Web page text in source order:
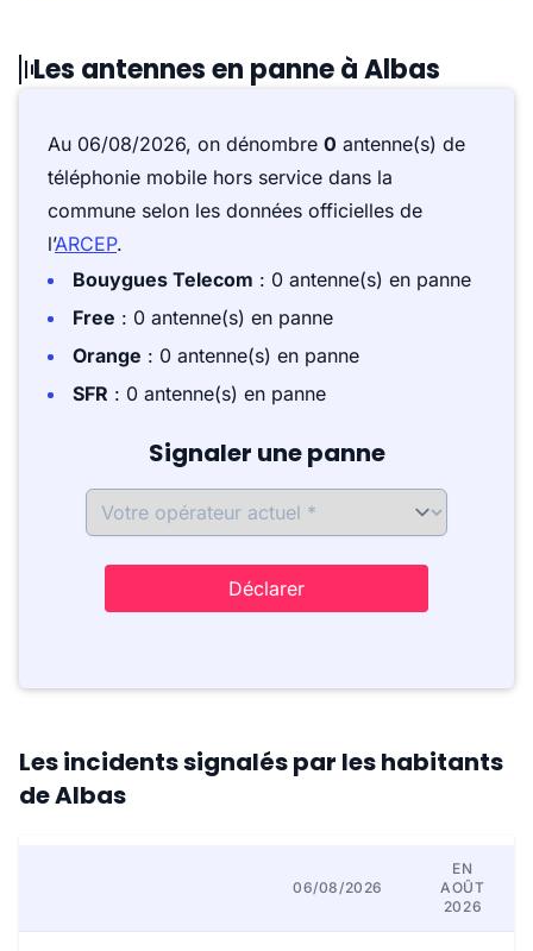
Les antennes en panne à Albas
Au 06/08/2026, on dénombre 0 antenne(s) de
téléphonie mobile hors service dans la
commune selon les données officielles de
l’ARCEP.
Bouygues Telecom : 0 antenne(s) en panne
Free : 0 antenne(s) en panne
Orange : 0 antenne(s) en panne
SFR : 0 antenne(s) en panne
Signaler une panne
Déclarer
Les incidents signalés par les habitants
de Albas
06/08/2026
EN
AOÛT
2026